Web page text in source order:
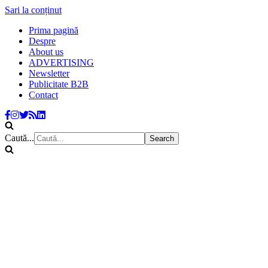
Sari la conținut
Prima pagină
Despre
About us
ADVERTISING
Newsletter
Publicitate B2B
Contact
Caută...